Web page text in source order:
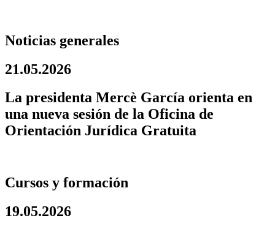
Noticias generales
21.05.2026
La presidenta Mercè García orienta en
una nueva sesión de la Oficina de
Orientación Jurídica Gratuita
Cursos y formación
19.05.2026